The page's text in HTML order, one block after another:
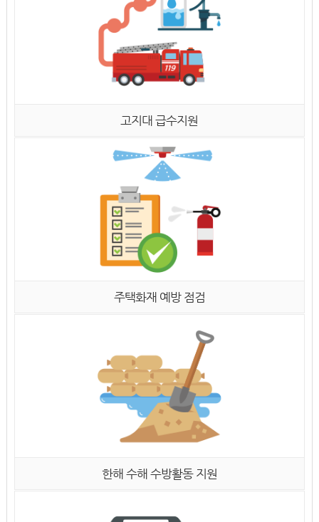
고지대 급수지원
주택화재 예방 점검
한해 수해 수방활동 지원